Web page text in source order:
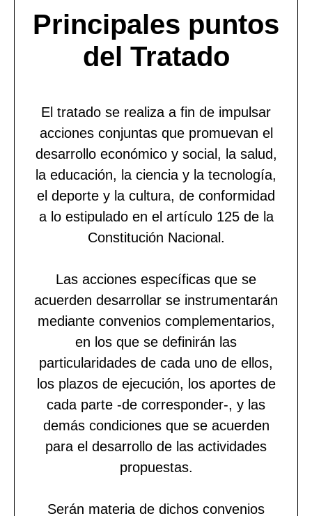
Principales puntos
del Tratado
El tratado se realiza a fin de impulsar
acciones conjuntas que promuevan el
desarrollo económico y social, la salud,
la educación, la ciencia y la tecnología,
el deporte y la cultura, de conformidad
a lo estipulado en el artículo 125 de la
Constitución Nacional.
Las acciones específicas que se
acuerden desarrollar se instrumentarán
mediante convenios complementarios,
en los que se definirán las
particularidades de cada uno de ellos,
los plazos de ejecución, los aportes de
cada parte -de corresponder-, y las
demás condiciones que se acuerden
para el desarrollo de las actividades
propuestas.
Serán materia de dichos convenios